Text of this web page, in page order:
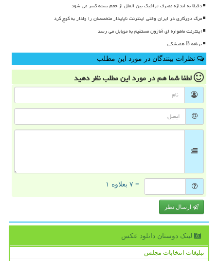
دقیقا به اندازه مصرف ترافیک بین الملل از حجم بسته کسر می شود
مرگ دورکاری در ایران وقتی اینترنت ناپایدار متخصصان را وادار به کوچ کرد
اینترنت ماهواره ای آمازون مستقیم به موبایل می رسد
برنامه B همیشگی
نظرات بینندگان در مورد این مطلب
لطفا شما همدر مورد این مطلبنظر دهید
= ۷ بعلاوه ۱
ارسال نظر
لینک دوستان دانلود عكس
تبلیغات انتخابات مجلس